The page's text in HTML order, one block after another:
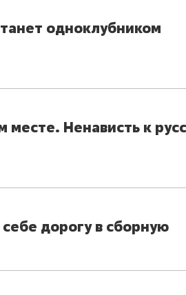
одноклубником
месте. Ненависть к
дорогу в сборную